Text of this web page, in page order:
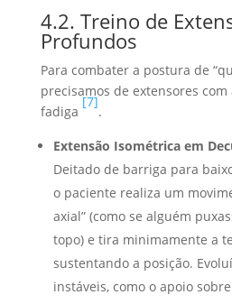
4.2. Treino de
Profundos
Para combater a postura de
precisamos de extensores
fadiga
[7]
.
Extensão Isométrica em
Deitado de barriga para
o paciente realiza um
axial” (como se alguém
topo) e tira minimamente a
sustentando a posição.
instáveis, como o apoio